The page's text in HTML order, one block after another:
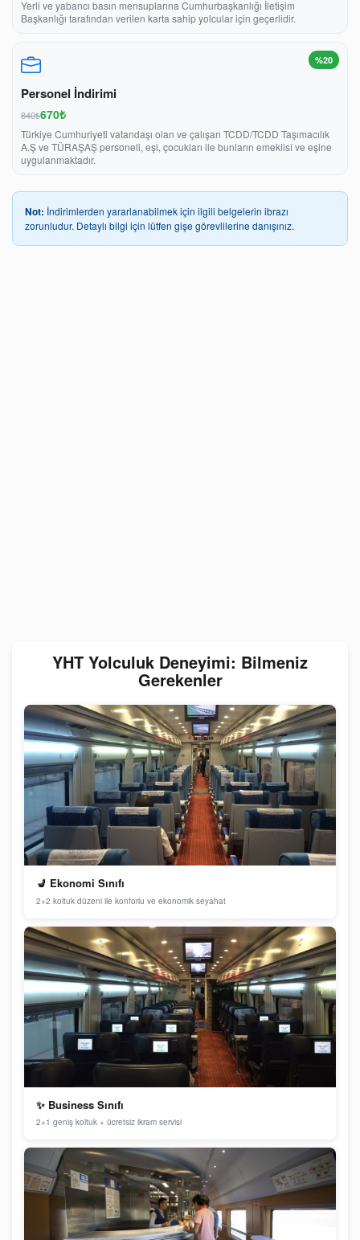
Yerli ve yabancı basın mensuplarına Cumhurbaşkanlığı İletişim
Başkanlığı tarafından verilen karta sahip yolcular için geçerlidir.
%20
Personel İndirimi
840₺670₺
Türkiye Cumhuriyeti vatandaşı olan ve çalışan TCDD/TCDD Taşımacılık
A.Ş ve TÜRAŞAŞ personeli, eşi, çocukları ile bunların emeklisî ve eşine
uygulanmaktadır.
Not: İndirimlerden yararlanabilmek için ilgili belgelerin ibrazı
zorunludur. Detaylı bilgi için lütfen gişe görevlilerine danışınız.
YHT Yolculuk Deneyimi: Bilmeniz
Gerekenler
💺 Ekonomi Sınıfı
2+2 koltuk düzeni ile konforlu ve ekonomik seyahat
✨ Business Sınıfı
2+1 geniş koltuk + ücretsiz ikram servisi